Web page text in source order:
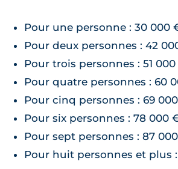
Pour une personne : 30 000
Pour deux personnes : 42
Pour trois personnes : 51
Pour quatre personnes : 60
Pour cinq personnes : 69
Pour six personnes : 78 000
Pour sept personnes : 87
Pour huit personnes et plus